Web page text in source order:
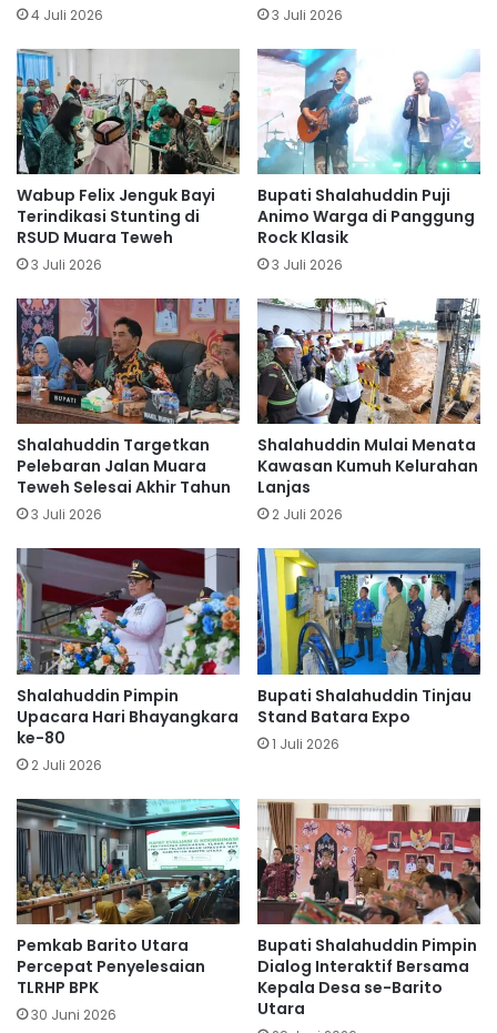
4 Juli 2026 3 Juli 2026
Wabup Felix Jenguk Bayi
Terindikasi Stunting di
RSUD Muara Teweh
3 Juli 2026
Bupati Shalahuddin Puji
Animo Warga di Panggung
Rock Klasik
3 Juli 2026
Shalahuddin Targetkan
Pelebaran Jalan Muara
Teweh Selesai Akhir Tahun
3 Juli 2026
Shalahuddin Mulai Menata
Kawasan Kumuh Kelurahan
Lanjas
2 Juli 2026
Shalahuddin Pimpin
Upacara Hari Bhayangkara
ke-80
2 Juli 2026
Bupati Shalahuddin Tinjau
Stand Batara Expo
1 Juli 2026
Pemkab Barito Utara
Percepat Penyelesaian
TLRHP BPK
30 Juni 2026
Bupati Shalahuddin Pimpin
Dialog Interaktif Bersama
Kepala Desa se-Barito
Utara